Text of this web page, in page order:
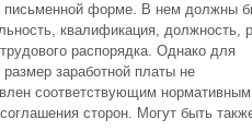
письменной форме. В нем должны
квалификация, должность,
распорядка. Однако для
заработной платы не
соответствующим
сторон. Могут быть